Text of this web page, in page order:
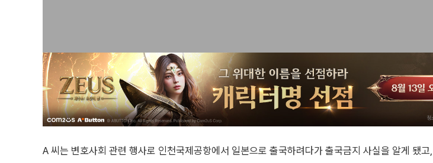
A 씨는 변호사회 관련 행사로 인천국제공항에서 일본으로 출국하려다가 출국금지 사실을 알게 됐고